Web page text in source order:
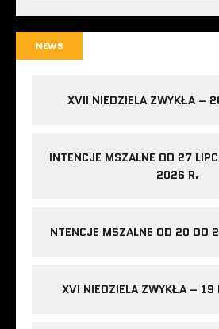
NEWS
XVII NIEDZIELA ZWYKŁA –
INTENCJE MSZALNE OD 27
2026 R.
NTENCJE MSZALNE OD 20 DO
XVI NIEDZIELA ZWYKŁA –